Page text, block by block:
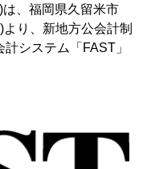
、福岡県久留米市
り、新地方公会計制
システム「FAST」